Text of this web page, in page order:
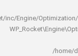
rocket/inc/Engine/